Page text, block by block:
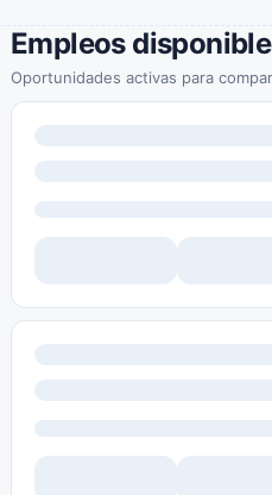
Empleos
Oportunidades activas para